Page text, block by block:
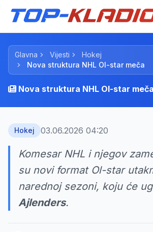
Glavna Vijesti
Hokej
Nova struktura NHL Ol-star meča
Nova struktura NHL Ol-star meča
Hokej 03.06.2026 04:20
Komesar NHL i njegov
su novi format Ol-star
narednoj sezoni, koju će
Ajlenders.